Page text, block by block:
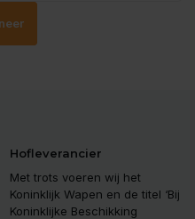
Hofleverancier
Met trots voeren wij het
Koninklijk Wapen en de titel ‘Bij
Koninklijke Beschikking